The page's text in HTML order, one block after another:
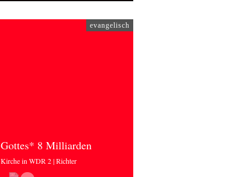
evangelisch
Gottes* 8 Milliarden
Kirche in WDR 2 | Richter